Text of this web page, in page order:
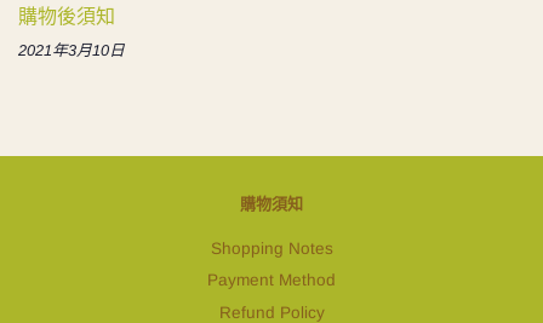
購物後須知
2021年3月10日
購物須知
Shopping Notes
Payment Method
Refund Policy